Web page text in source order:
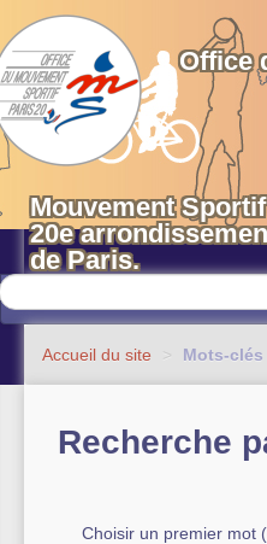
Office
Mouvement
20e
de Paris.
Equipements sportifs
OMS 20
Actualités
Accueil du site > Mots-clés
Recherche
Choisir un premier mot